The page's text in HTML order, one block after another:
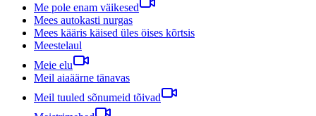
Me pole enam väikesed
Mees autokasti nurgas
Mees kääris käised üles öises kõrtsis
Meestelaul
Meie elu
Meil aiaäärne tänavas
Meil tuuled sõnumeid tõivad